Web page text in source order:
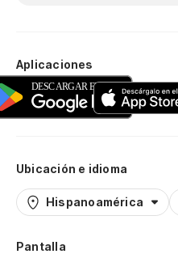
Aplicaciones
Ubicación e idioma
Hispanoamérica
Pantalla